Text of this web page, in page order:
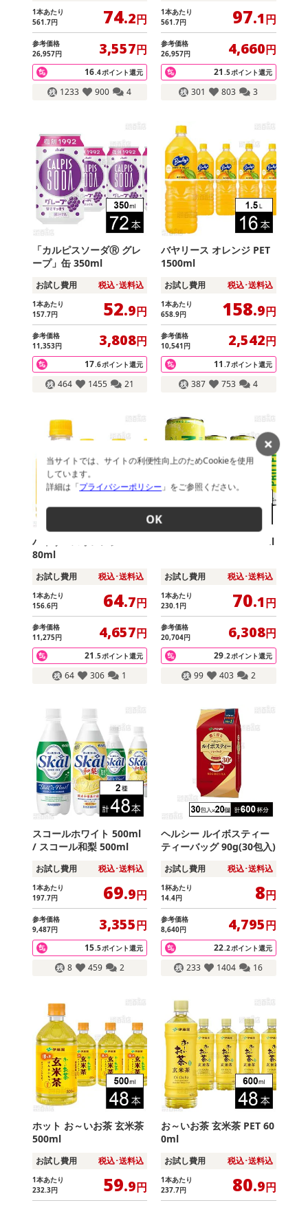
1本あたり
561.7円 74.2円
参考価格
26,957円 3,557円
16.4ポイント還元
1233 900 4
1本あたり
561.7円 97.1円
参考価格
26,957円 4,660円
21 .5ポイント還元
301 803 3
「カルピスソーダⓇ グレ
ープ」缶 350ml
お試し費用 税込･送料込
1本あたり
157.7円 52.9円
参考価格
11,353円 3,808円
17.6ポイント還元
464 1455 21
バヤリース オレンジ PET
1500ml
お試し費用 税込･送料込
1本あたり
658.9円 158.9円
参考価格
10,541円 2,542円
11 .7ポイント還元
387 753 4
バヤリースオレンジ PET 2
80ml
お試し費用 税込･送料込
1本あたり
156.6円 64.7円
参考価格
11,275円 4,657円
21 .5ポイント還元
64 306 1
BUBBLE PROTEIN 250ml
お試し費用 税込･送料込
1本あたり
230.1円 70.1円
参考価格
20,704円 6,308円
29.2ポイント還元
99 403 2
スコールホワイト 500ml
/ スコール和梨 500ml
お試し費用 税込･送料込
1本あたり
197.7円 69.9円
参考価格
9,487円 3,355円
15.5ポイント還元
8 459 2
ヘルシー ルイボスティー
ティーバッグ 90g(30包入)
お試し費用 税込･送料込
1杯あたり
14.4円 8円
参考価格
8,640円 4,795円
22.2ポイント還元
233 1404 16
ホット お～いお茶 玄米茶
500ml
お試し費用 税込･送料込
1本あたり
232.3円 59.9円
お～いお茶 玄米茶 PET 60
0ml
お試し費用 税込･送料込
1本あたり
237.7円 80.9円
当サイトでは、サイトの利便性向上のためCookieを使用
しています。
詳細は「プライバシーポリシー 」をご参照ください。
OK